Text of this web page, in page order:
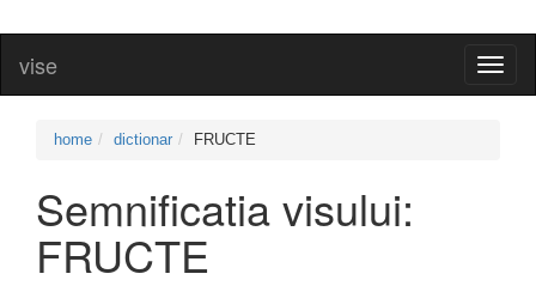
vise
home dictionar FRUCTE
Semnificatia visului:
FRUCTE